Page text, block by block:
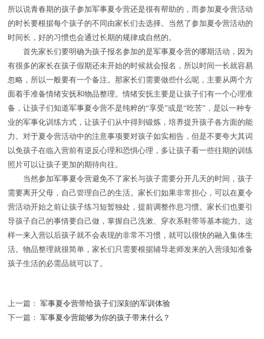
所以说青春期的孩子参加军事夏令营还是很有帮助的，而参加夏令营活动
的时长要根据每个孩子的不同由家长们去选择。当然了参加夏令营活动的
时间长，好的习惯也会通过长期的规律成自然的。
首先家长们要明确为孩子报名参加的是军事夏令营的哪期活动，因为
有很多的家长在孩子假期还未开始的时候就会报名，所以时间一长就容易
忽略，所以一般要有一个备注。那家长们需要做些什么呢，主要从两个方
面着手准备情绪安抚和物品整理。情绪安抚主要是让孩子们有一个心理准
备，让孩子们知道军事夏令营不是纯粹的“享受”或是“吃苦”，是以一种专
业的军事化训练方式，让孩子们从中得到锻炼，培养提升孩子各方面的能
力。对于夏令营活动中的注意事项要对孩子如实相告，但是不要夸大其词
以免孩子在临入营前有逆反心理和恐惧心理，多让孩子看一些往期的训练
照片可以让孩子更加的期待向往。
当然参加军事夏令营避免不了家长与孩子需要分开几天的时间，孩子
需要离开父母，自己管理自己的生活。家长们如果非常担心，可以在夏令
营活动开始之前让孩子练习短暂独处，提前调整作息习惯。家长们也要引
导孩子自己的事情要自己做，掌握自己洗漱、穿衣系鞋带等基本能力。这
样一来入营以后孩子就不会表现的非常不习惯，就可以很快的融入集体生
活。物品整理就很简单，家长们只需要根据辅导老师发来的入营须知准备
孩子生活的必需品就可以了。
上一篇： 军事夏令营带给孩子们深刻的军训体验
下一篇： 军事夏令营能够为你的孩子带来什么？